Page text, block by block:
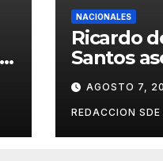
NACIONALES
Ricardo
Santos
PRM
proceso
para
AGOSTO 7,
REDACCION